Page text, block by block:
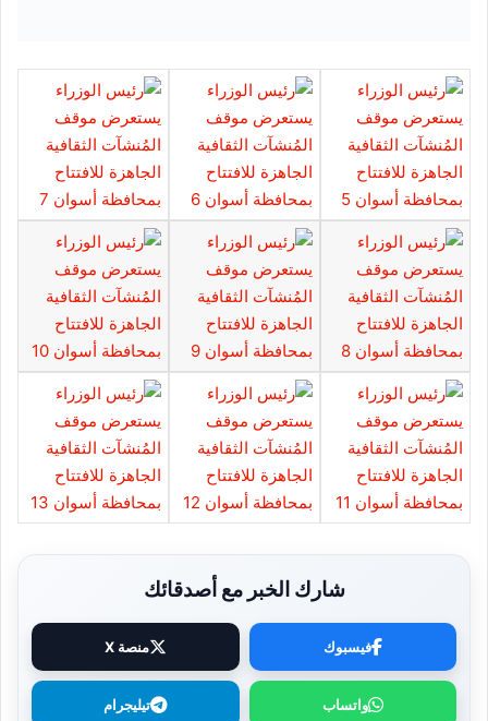
شارك الخبر مع أصدقائك
فيسبوك منصة X
واتساب تيليجرام